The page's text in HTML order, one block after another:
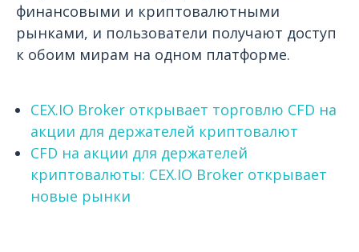
финансовыми и криптовалютными
рынками, и пользователи получают доступ
к обоим мирам на одном платформе.
CEX.IO Broker открывает торговлю CFD на
акции для держателей криптовалют
CFD на акции для держателей
криптовалюты: CEX.IO Broker открывает
новые рынки